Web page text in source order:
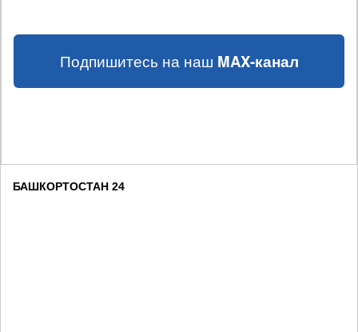
Подпишитесь на наш MAX-канал
БАШКОРТОСТАН 24